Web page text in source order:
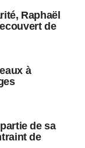
Raphaël
de
à
de sa
de